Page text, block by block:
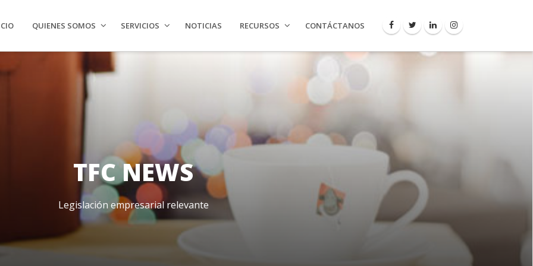
QUIENES SOMOS SERVICIOS NOTICIAS RECURSOS CONTÁCTANOS
TFC NEWS
Legislación empresarial relevante